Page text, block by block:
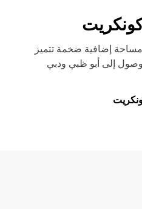
إضافية ضخمة تتميز
إلى أبو ظبي ودبي